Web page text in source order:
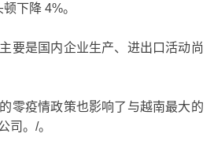
下降 4%。
要是国内企业生产、进出口活动尚
零疫情政策也影响了与越南最大的
司。/。